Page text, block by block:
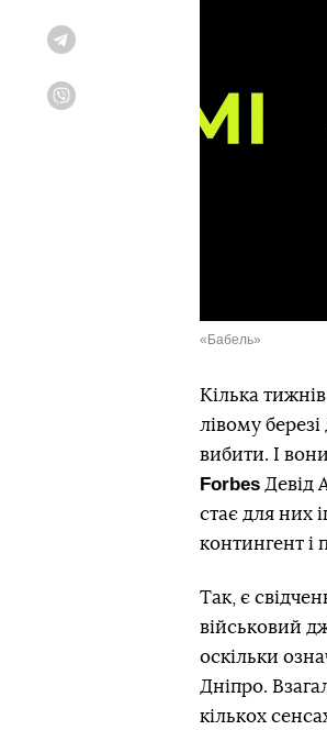
«Бабель»
Кілька
лівому
вибити. І
Forbes Девід
стає для них
контингент і
Так, є
військовий
оскільки
Дніпро.
кількох